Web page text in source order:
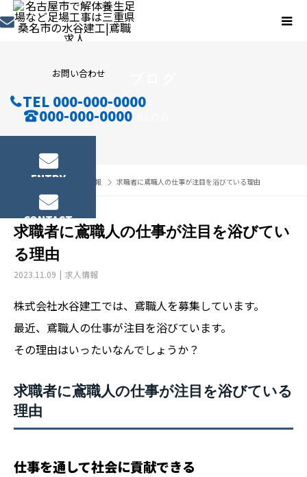
お問い合わせ
TEL 000-000-0000
000-000-0000
ENTRY
CONTACT
求人情報 求職者に鳶職人の仕事が注目を浴びている理由
求職者に鳶職人の仕事が注目を浴びてい
る理由
2023.11.09 求人情報
株式会社水谷建工では、鳶職人を募集しています。
最近、鳶職人の仕事が注目を浴びています。
その理由はいったいなんでしょうか？
求職者に鳶職人の仕事が注目を浴びている
理由
仕事を通して社会に貢献できる